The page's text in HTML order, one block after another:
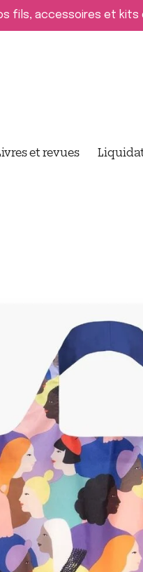
fils, accessoires et kits
et revues